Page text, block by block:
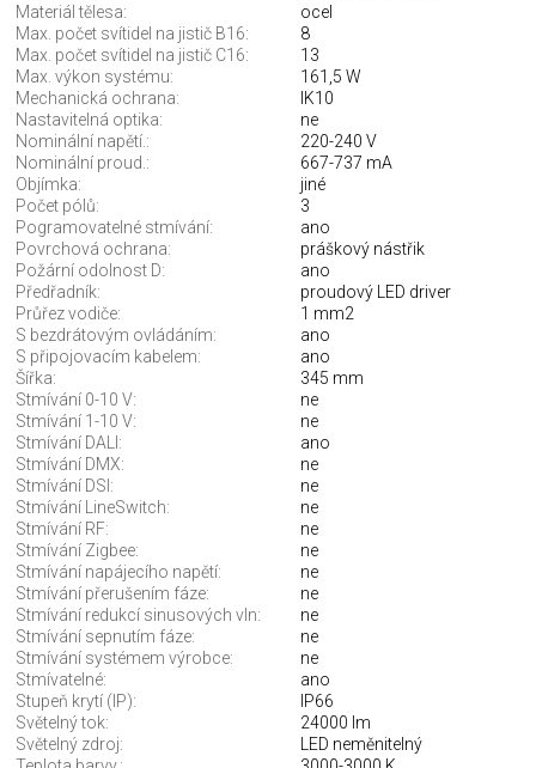
Materiál tělesa:
ocel
Max. počet svítidel na jistič B16:
8
Max. počet svítidel na jistič C16:
13
Max. výkon systému:
161,5 W
Mechanická ochrana:
IK10
Nastavitelná optika:
ne
Nominální napětí.:
220-240 V
Nominální proud.:
667-737 mA
Objímka:
jiné
Počet pólů:
3
Pogramovatelné stmívání:
ano
Povrchová ochrana:
práškový nástřik
Požární odolnost D:
ano
Předřadník:
proudový LED driver
Průřez vodiče:
1 mm2
S bezdrátovým ovládáním:
ano
S připojovacím kabelem:
ano
Šířka:
345 mm
Stmívání 0-10 V:
ne
Stmívání 1-10 V:
ne
Stmívání DALI:
ano
Stmívání DMX:
ne
Stmívání DSI:
ne
Stmívání LineSwitch:
ne
Stmívání RF:
ne
Stmívání Zigbee:
ne
Stmívání napájecího napětí:
ne
Stmívání přerušením fáze:
ne
Stmívání redukcí sinusových vln:
ne
Stmívání sepnutím fáze:
ne
Stmívání systémem výrobce:
ne
Stmívatelné:
ano
Stupeň krytí (IP):
IP66
Světelný tok:
24000 lm
Světelný zdroj:
LED neměnitelný